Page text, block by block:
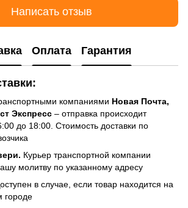
Написать отзыв
Оплата Гарантия
компаниями Новая Почта,
Экспресс – отправка происходит
до 18:00. Стоимость доставки по
Курьер транспортной компании
молитву по указанному адресу
в случае, если товар находится на
городе